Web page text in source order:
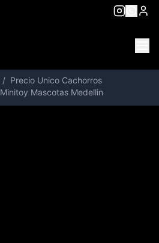
/ Precio Unico Cachorros
Minitoy Mascotas Medellin